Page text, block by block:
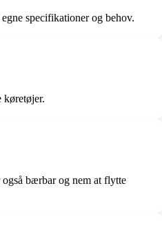
specifikationer og behov.
køretøjer.
bærbar og nem at flytte